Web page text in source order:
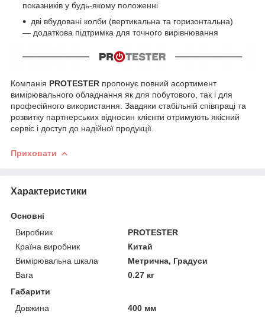
показників у будь-якому положенні
дві вбудовані колби (вертикальна та горизонтальна)
— додаткова підтримка для точного вирівнювання
Компанія PROTESTER пропонує повний асортимент
вимірювального обладнання як для побутового, так і для
професійного використання. Завдяки стабільній співпраці та
розвитку партнерських відносин клієнти отримують якісний
сервіс і доступ до надійної продукції.
Приховати
Характеристики
Основні
Виробник
PROTESTER
Країна виробник
Китай
Вимірювальна шкала
Метрична, Градуси
Вага
0.27 кг
Габарити
Довжина
400 мм